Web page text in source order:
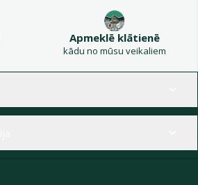
Apmeklē klātienē
kādu no mūsu veikaliem